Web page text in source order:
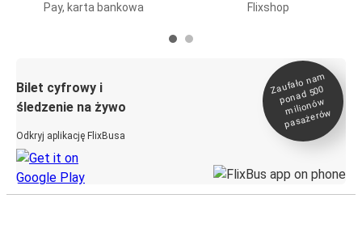
Pay, karta bankowa
Flixshop
Bilet cyfrowy i
śledzenie na żywo
Odkryj aplikację FlixBusa
Zaufało na
m
ponad 500
milionó
w
pasażeró
w